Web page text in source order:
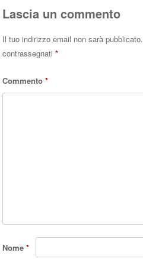
Lascia un commento
Il tuo indirizzo email non sarà pubblicato.
contrassegnati*
Commento*
Nome*